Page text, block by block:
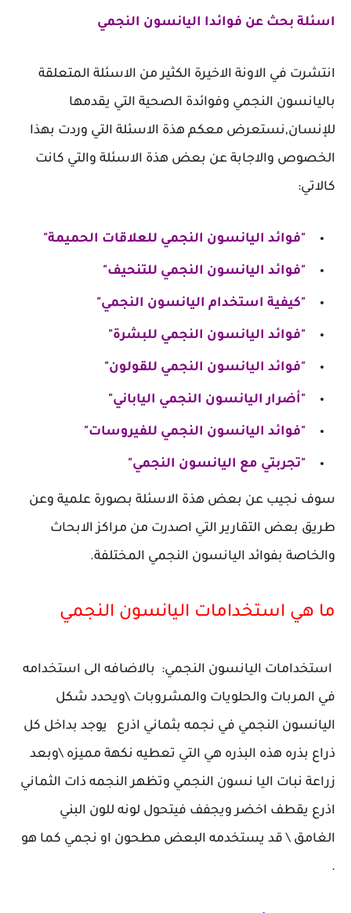
اسئلة بحث عن فوائدا اليانسون النجمي
انتشرت في الاونة الاخيرة الكثير من الاسئلة المتعلقة
باليانسون النجمي وفوائدة الصحية التي يقدمها
للإنسان,نستعرض معكم هذة الاسئلة التي وردت بهذا
الخصوص والاجابة عن بعض هذة الاسئلة والتي كانت
كالاتي:
"فوائد اليانسون النجمي للعلاقات الحميمة"
"فوائد اليانسون النجمي للتنحيف"
"كيفية استخدام اليانسون النجمي"
"فوائد اليانسون النجمي للبشرة"
"فوائد اليانسون النجمي للقولون"
"أضرار اليانسون النجمي الياباني"
"فوائد اليانسون النجمي للفيروسات"
"تجربتي مع اليانسون النجمي"
سوف نجيب عن بعض هذة الاسئلة بصورة علمية وعن
طريق بعض التقارير التي اصدرت من مراكز الابحاث
والخاصة بفوائد اليانسون النجمي المختلفة.
ما هي استخدامات اليانسون النجمي
استخدامات اليانسون النجمي: بالاضافه الى استخدامه
في المربات والحلويات والمشروبات \ويحدد شكل
اليانسون النجمي في نجمه بثماني اذرع يوجد بداخل كل
ذراع بذره هذه البذره هي التي تعطيه نكهة مميزه \وبعد
زراعة نبات اليا نسون النجمي وتظهر النجمه ذات الثماني
اذرع يقطف اخضر ويجفف فيتحول لونه للون البني
الغامق \ قد يستخدمه البعض مطحون او نجمي كما هو
.